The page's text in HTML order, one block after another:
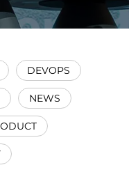
DEVOPS
NEWS